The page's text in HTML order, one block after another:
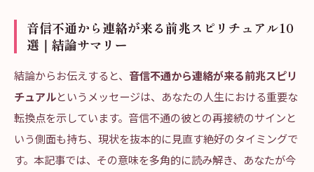
音信不通から連絡が来る前兆スピリチュアル10
選｜結論サマリー
結論からお伝えすると、 音信不通から連絡が来る前兆スピリ
チュアルというメッセージは、あなたの人生における重要な
転換点を示しています。音信不通の彼との再接続のサインと
いう側面も持ち、現状を抜本的に見直す絶好のタイミングで
す。本記事では、その意味を多角的に読み解き、あなたが今